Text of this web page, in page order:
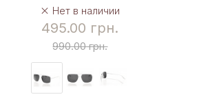
Нет в наличии
495.00 грн.
990.00 грн.